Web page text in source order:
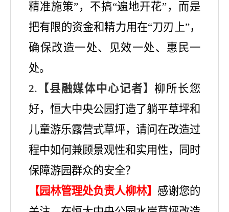
精准施策”，不搞“遍地开花”，而是
把有限的资金和精力用在“刀刃上”，
确保改造一处、见效一处、惠民一
处。
2.【县融媒体中心记者】柳所长您
好，恒大中央公园打造了躺平草坪和
儿童游乐露营式草坪，请问在改造过
程中如何兼顾景观性和实用性，同时
保障游园群众的安全？
【园林管理处负责人柳林】 感谢您的